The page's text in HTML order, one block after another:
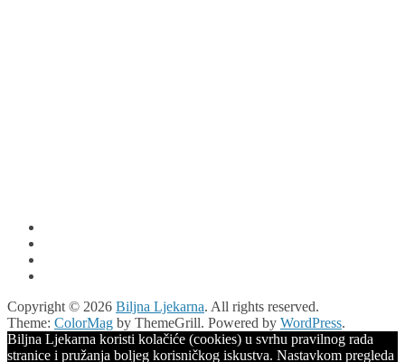
Copyright © 2026 Biljna Ljekarna. All rights reserved.
Theme: ColorMag by ThemeGrill. Powered by WordPress.
Biljna Ljekarna koristi kolačiće (cookies) u svrhu pravilnog rada
stranice i pružanja boljeg korisničkog iskustva. Nastavkom pregleda